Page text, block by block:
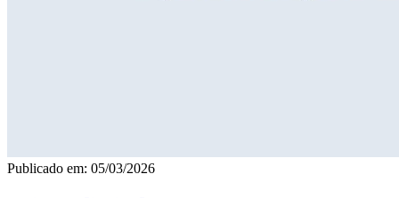
Publicado em: 05/03/2026